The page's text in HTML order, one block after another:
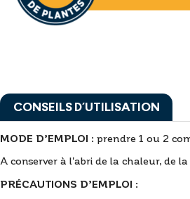
CONSEILS D’UTILISATION
MODE D’EMPLOI : prendre 1 ou 2
A conserver à l'abri de la chaleur, de
PRÉCAUTIONS D’EMPLOI :